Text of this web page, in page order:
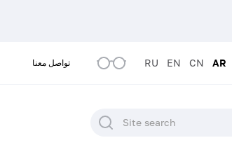
تواصل معنا RU EN CN AR